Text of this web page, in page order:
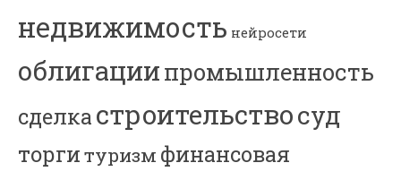
недвижимость нейросети
облигациипромышленность
сделкастроительствосуд
торгитуризм финансовая